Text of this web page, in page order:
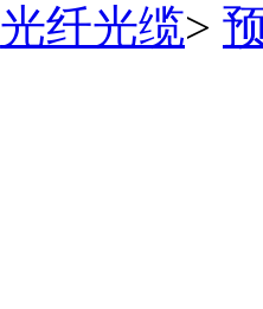
光纤光缆>